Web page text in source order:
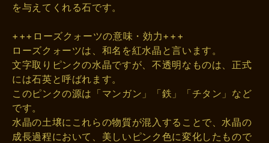
を与えてくれる石です。
+++ローズクォーツの意味・効力+++
ローズクォーツは、和名を紅水晶と言います。
文字取りピンクの水晶ですが、不透明なものは、正式
には石英と呼ばれます。
このピンクの源は「マンガン」「鉄」「チタン」など
です。
水晶の土壌にこれらの物質が混入することで、水晶の
成長過程において、美しいピンク色に変化したもので